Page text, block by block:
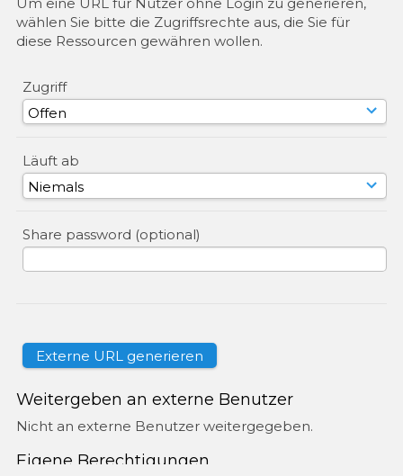
wählen Sie bitte die Zugriffsrechte aus, die Sie für
diese Ressourcen gewähren wollen.
Zugriff
Läuft ab
Share password (optional)
Weitergeben an externe Benutzer
Nicht an externe Benutzer weitergegeben.
Eigene Berechtigungen